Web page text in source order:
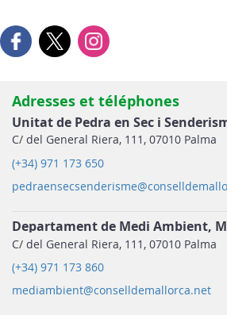
Adresses et téléphones
Unitat de Pedra en Sec i
C/ del General Riera, 111, 07010 Palma
(+34) 971 173 650
Departament de Medi Ambient,
C/ del General Riera, 111, 07010 Palma
(+34) 971 173 860
mediambient@conselldemallorca.net